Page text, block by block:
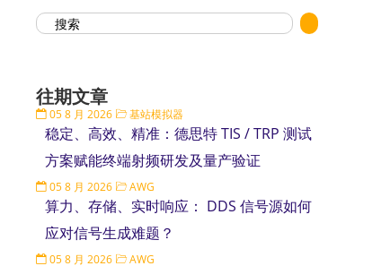
往期文章
05 8 月 2026 基站模拟器
稳定、高效、精准：德思特 TIS / TRP 测试
方案赋能终端射频研发及量产验证
05 8 月 2026 AWG
算力、存储、实时响应： DDS 信号源如何
应对信号生成难题？
05 8 月 2026 AWG